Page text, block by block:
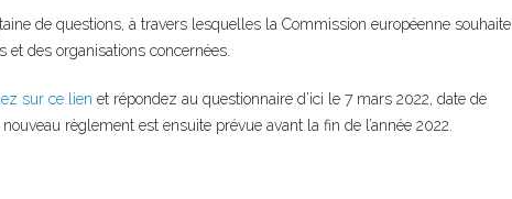
de questions, à travers lesquelles la Commission européenne souhaite
et des organisations concernées.
sur ce lien et répondez au questionnaire d’ici le 7 mars 2022, date de
règlement est ensuite prévue avant la fin de l’année 2022.